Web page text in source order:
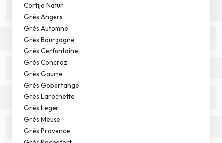
Cortijo Natur
Grès Angers
Grès Automne
Grès Bourgogne
Grès Cerfontaine
Grès Condroz
Grès Gaume
Grès Gobertange
Grès Larochette
Grès Leger
Grès Meuse
Grès Provence